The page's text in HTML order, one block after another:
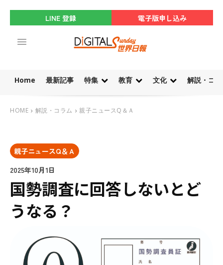
LINE 登録 電子版申し込み
Home 最新記事 特集 教育 文化 解説・コ
HOME 解説・コラム 親子ニュースQ＆Ａ
親子ニュースQ＆Ａ
2025年10月1日
国勢調査に回答しないとど
うなる？